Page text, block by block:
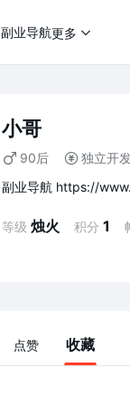
副业导航更多
小哥
90后
独立开
副业导航 https://
等级 烛火 积分 1
点赞 收藏